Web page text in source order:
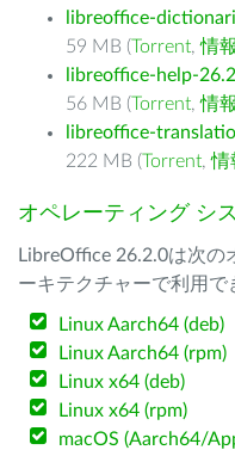
libreoffice-
59 MB (Torrent,情報
libreoffice-help-
56 MB (Torrent,情報
libreoffice-
222 MB (Torrent,情
オペレーティング シ
LibreOffice 26.2.0は次
ーキテクチャーで利用で
Linux Aarch64 (deb)
Linux Aarch64 (rpm)
Linux x64 (deb)
Linux x64 (rpm)
macOS (Aarch64/